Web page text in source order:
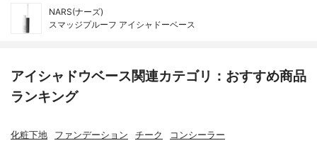
NARS(ナーズ)
スマッジプルーフ アイシャドーベース
アイシャドウベース関連カテゴリ：おすすめ商品
ランキング
化粧下地 ファンデーション チーク コンシーラー